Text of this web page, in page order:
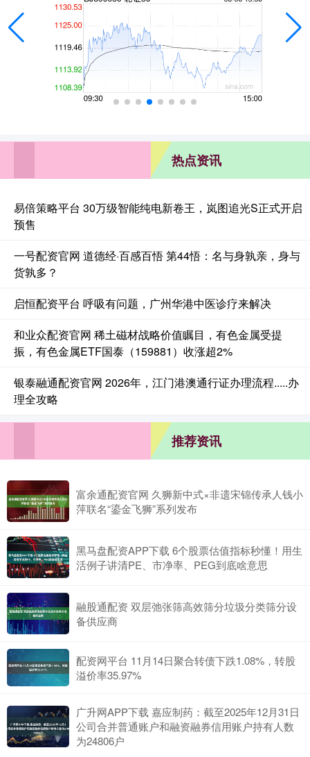
热点资讯
易倍策略平台 30万级智能纯电新卷王，岚图追光S正式开启
预售
一号配资官网 道德经·百感百悟 第44悟：名与身孰亲，身与
货孰多？
启恒配资平台 呼吸有问题，广州华港中医诊疗来解决
和业众配资官网 稀土磁材战略价值瞩目，有色金属受提
振，有色金属ETF国泰（159881）收涨超2%
银泰融通配资官网 2026年，江门港澳通行证办理流程.....办
理全攻略
推荐资讯
富余通配资官网 久狮新中式×非遗宋锦传承人钱小
萍联名“鎏金飞狮”系列发布
黑马盘配资APP下载 6个股票估值指标秒懂！用生
活例子讲清PE、市净率、PEG到底啥意思
融股通配资 双层弛张筛高效筛分垃圾分类筛分设
备供应商
配资网平台 11月14日聚合转债下跌1.08%，转股
溢价率35.97%
广升网APP下载 嘉应制药：截至2025年12月31日
公司合并普通账户和融资融券信用账户持有人数
为24806户